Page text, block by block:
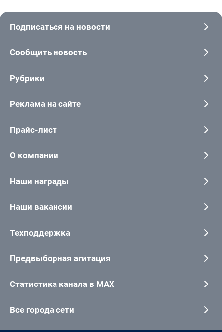
Подписаться на новости
Сообщить новость
Рубрики
Реклама на сайте
Прайс-лист
О компании
Наши награды
Наши вакансии
Техподдержка
Предвыборная агитация
Статистика канала в MAX
Все города сети